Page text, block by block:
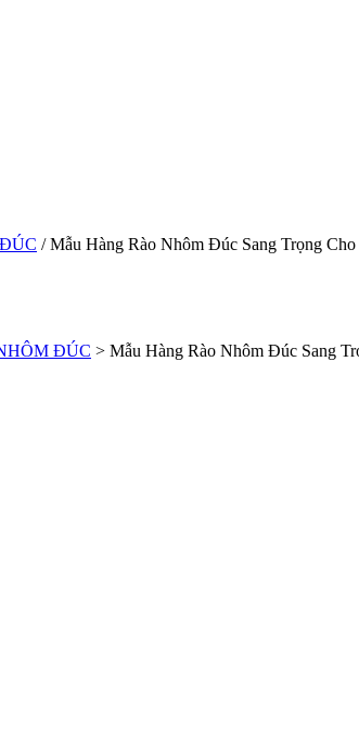
/ Mẫu Hàng Rào Nhôm Đúc Sang Trọng
ĐÚC > Mẫu Hàng Rào Nhôm Đúc Sang